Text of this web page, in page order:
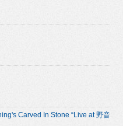
Carved In Stone “Live at 野音